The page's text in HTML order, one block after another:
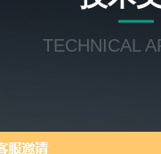
TECHNICAL